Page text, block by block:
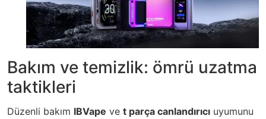
Bakım ve temizlik: ömrü uzatma
taktikleri
Düzenli bakım IBVape ve t parça canlandırıcı uyumunu